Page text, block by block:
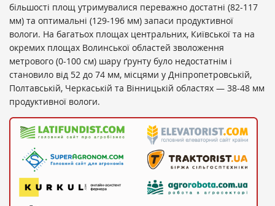
більшості площ утримувалися переважно достатні (82-117
мм) та оптимальні (129-196 мм) запаси продуктивної
вологи. На багатьох площах центральних, Київської та на
окремих площах Волинської областей зволоження
метрового (0-100 см) шару ґрунту було недостатнім і
становило від 52 до 74 мм, місцями у Дніпропетровській,
Полтавській, Черкаській та Вінницькій областях — 38-48 мм
продуктивної вологи.